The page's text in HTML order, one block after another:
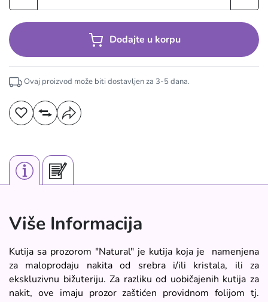
Dodajte u korpu
Ovaj proizvod može biti dostavljen za 3-5dana.
Više Informacija
Kutija sa prozorom "Natural" je kutija koja je namenjena
za maloprodaju nakita od srebra i/ili kristala, ili za
ekskluzivnu bižuteriju. Za razliku od uobičajenih kutija za
nakit, ove imaju prozor zaštićen providnom folijom tj.